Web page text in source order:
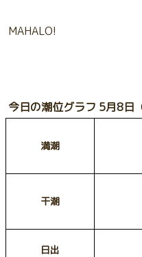
MAHALO!
今日の潮位グラフ 5月8日
満潮
干潮
日出